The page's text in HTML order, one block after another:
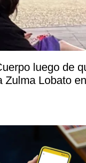
luego de
Zulma Lobato